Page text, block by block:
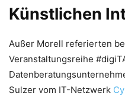
Künstlichen
Außer Morell referierten
Veranstaltungsreihe
Sulzer vom IT-Netzwerk